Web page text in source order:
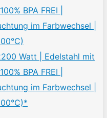
Watt | Edelstahl mit
BPA FREI |
im Farbwechsel |